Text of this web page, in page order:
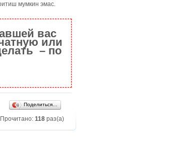
мумкин эмас.
вас
или
– по
Поделиться…
Прочитано: 118 раз(а)